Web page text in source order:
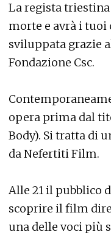
La regista triestina
morte e avrà i tuoi
sviluppata grazie
Fondazione Csc.
opera prima dal
Body). Si tratta di
da Nefertiti Film.
Alle 21 il pubblico
scoprire il film
una delle voci più